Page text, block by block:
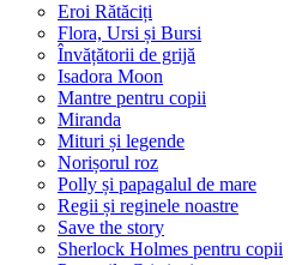
Eroi Rătăciți
Flora, Ursi și Bursi
Învățătorii de grijă
Isadora Moon
Mantre pentru copii
Miranda
Mituri și legende
Norișorul roz
Polly și papagalul de mare
Regii și reginele noastre
Save the story
Sherlock Holmes pentru copii